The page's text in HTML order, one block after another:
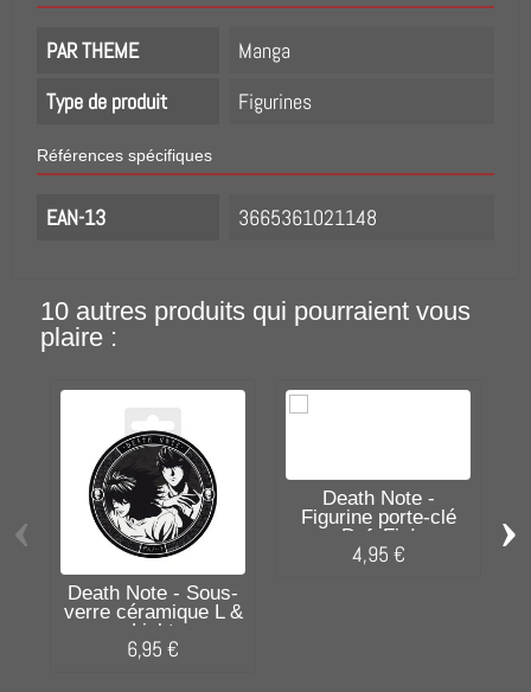
PAR THEME
Manga
Type de produit
Figurines
Références spécifiques
EAN-13 3665361021148
10 autres produits qui pourraient vous
plaire :
Death Note - Sous-
verre céramique L &
Light
6,95 €
Death Note -
Figurine porte-clé
DefoFig!
4,95 €
‹ ›